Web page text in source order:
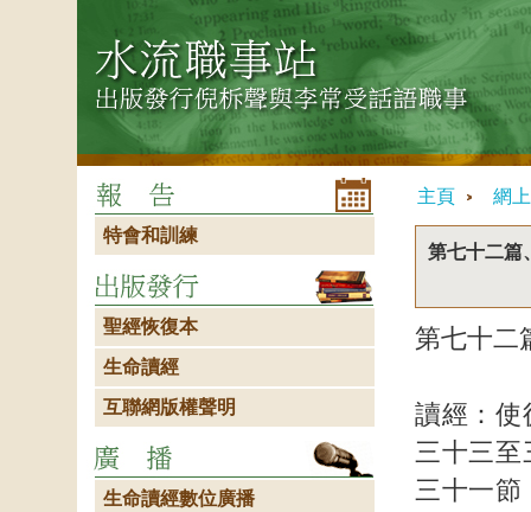
主頁 網
第七十二篇
第七十二
讀經：使
三十三至
三十一節
特會和訓練
聖經恢復本
生命讀經
互聯網版權聲明
生命讀經數位廣播